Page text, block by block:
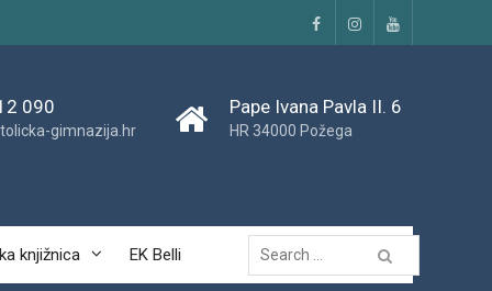
FacebookInstagramYouTube
090
gimnazija.hr
Pape Ivana Pavla II. 6
HR 34000 Požega
knjižnica EK Belli
Traži...